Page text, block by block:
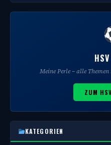
Meine Perle – alle
ZUM
KATEGORIEN